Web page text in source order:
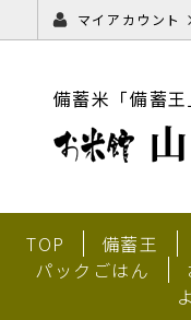
マイアカウント
備蓄米「備蓄
TOP 備蓄王
パックごはん